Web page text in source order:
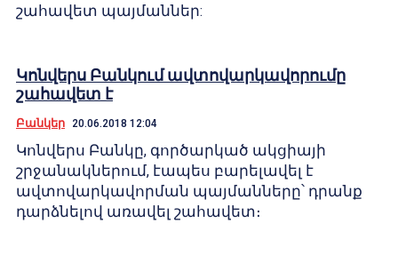
շահավետ պայմաններ:
Կոնվերս Բանկում ավտովարկավորումը
շահավետ է
Բանկեր 20.06.2018 12:04
Կոնվերս Բանկը, գործարկած ակցիայի
շրջանակներում, էապես բարելավել է
ավտովարկավորման պայմանները՝ դրանք
դարձնելով առավել շահավետ։